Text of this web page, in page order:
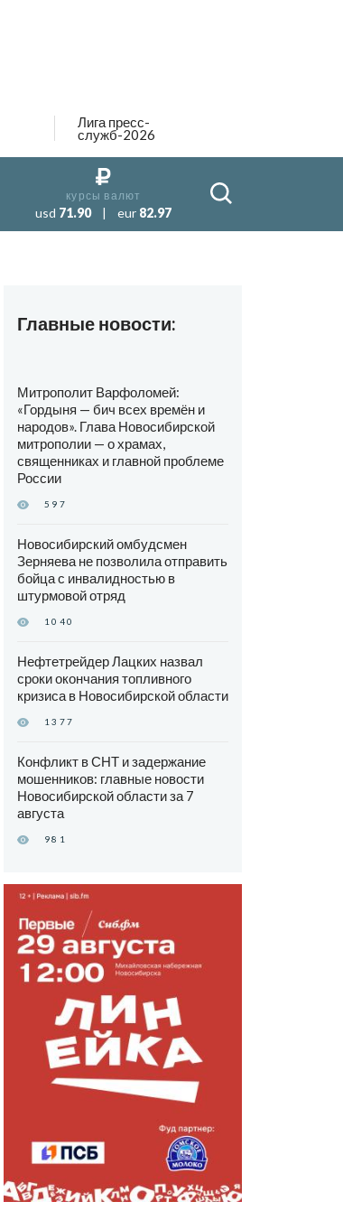
Лига пресс-
служб-2026
курсы валют
usd 71.90 | eur 82.97
Главные новости:
Митрополит Варфоломей:
«Гордыня — бич всех времён и
народов». Глава Новосибирской
митрополии — о храмах,
священниках и главной проблеме
России
597
Новосибирский омбудсмен
Зерняева не позволила отправить
бойца с инвалидностью в
штурмовой отряд
1040
Нефтетрейдер Лацких назвал
сроки окончания топливного
кризиса в Новосибирской области
1377
Конфликт в СНТ и задержание
мошенников: главные новости
Новосибирской области за 7
августа
981